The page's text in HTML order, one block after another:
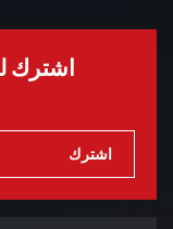
اشترك